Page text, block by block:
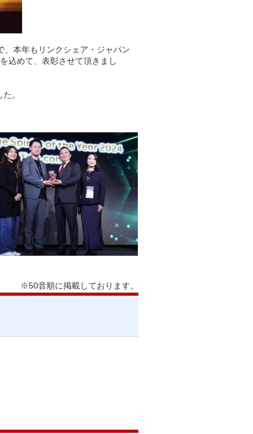
本年もリンクシェア・ジャパン
込めて、表彰させて頂きまし
。
※50音順に掲載しております。